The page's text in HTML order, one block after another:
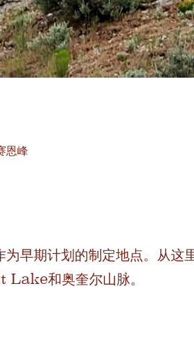
恩峰
早期计划的制定地点。从这
Lake和奥奎尔山脉。